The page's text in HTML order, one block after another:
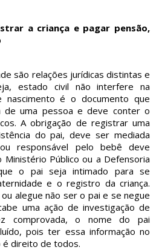
a criança e pagar pensão,
são relações jurídicas distintas e
estado civil não interfere na
nascimento é o documento que
de uma pessoa e deve conter o
A obrigação de registrar uma
do pai, deve ser mediada
responsável pelo bebê deve
Público ou a Defensoria
o pai seja intimado para se
e o registro da criança.
alegue não ser o pai e se negue
uma ação de investigação de
comprovada, o nome do pai
pois ter essa informação no
direito de todos.